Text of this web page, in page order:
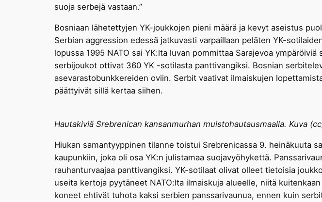
suoja serbejä vastaan.”
Bosniaan lähetettyjen YK-joukkojen pieni määrä ja kevyt aseistus
Serbian aggression edessä jatkuvasti varpaillaan peläten YK-
lopussa 1995 NATO sai YK:lta luvan pommittaa Sarajevoa
serbijoukot ottivat 360 YK -sotilasta panttivangiksi. Bosnian
asevarastobunkkereiden oviin. Serbit vaativat ilmaiskujen
päättyivät sillä kertaa siihen.
Hautakiviä Srebrenican kansanmurhan muistohautausmaalla. Kuva
Hiukan samantyyppinen tilanne toistui Srebrenicassa 9. heinäkuuta
kaupunkiin, joka oli osa YK:n julistamaa suojavyöhykettä.
rauhanturvaajaa panttivangiksi. YK-sotilaat olivat olleet tietoisia
useita kertoja pyytäneet NATO:lta ilmaiskuja alueelle, niitä
koneet ehtivät tuhota kaksi serbien panssarivaunua, ennen kuin